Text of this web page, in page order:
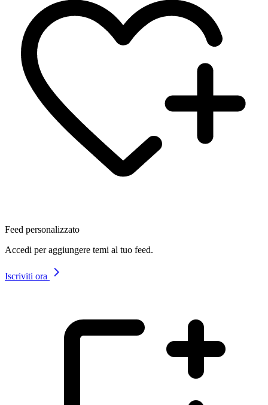
Feed personalizzato
Accedi per aggiungere temi al tuo feed.
Iscriviti ora